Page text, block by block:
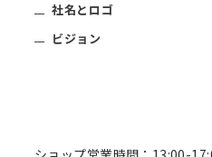
社名とロゴ
ビジョン